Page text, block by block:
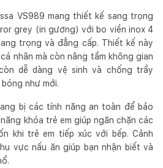
VS989 mang thiết kế sang trọng
grey (in gương) với bo viền inox 4
trọng và đẳng cấp. Thiết kế này
nhân mà còn nâng tầm không gian
dễ dàng vệ sinh và chống trầy
như mới.
bị các tính năng an toàn để bảo
khóa trẻ em giúp ngăn chặn các
khi trẻ em tiếp xúc với bếp. Cảnh
vực nấu ăn giúp bạn nhận biết và